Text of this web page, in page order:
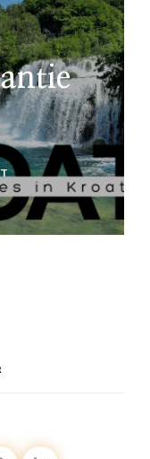
ON
KROATIË
VAKANTIE
TIPS